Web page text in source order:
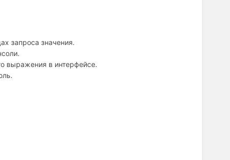
запроса значения.
выражения в интерфейсе.